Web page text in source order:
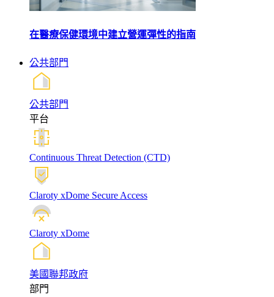
在醫療保健環境中建立營運彈性的指南
公共部門
公共部門
平台
Continuous Threat Detection (CTD)
Claroty xDome Secure Access
Claroty xDome
美國聯邦政府
部門